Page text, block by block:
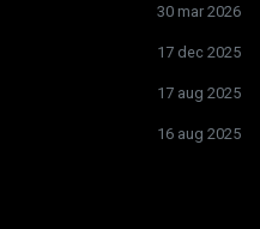
30 mar 2026
17 dec 2025
17 aug 2025
16 aug 2025